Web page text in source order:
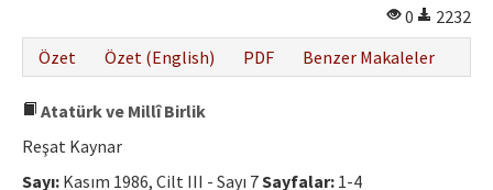
0
2232
Özet
Özet (English) PDF Benzer Makaleler
Atatürk ve Millî Birlik
Reşat Kaynar
Sayı: Kasım 1986, Cilt III - Sayı 7Sayfalar: 1-4